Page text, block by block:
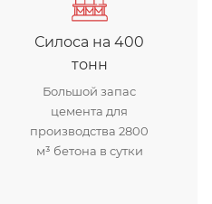
Силоса на 400
тонн
Большой запас
цемента для
производства 2800
м³ бетона в сутки